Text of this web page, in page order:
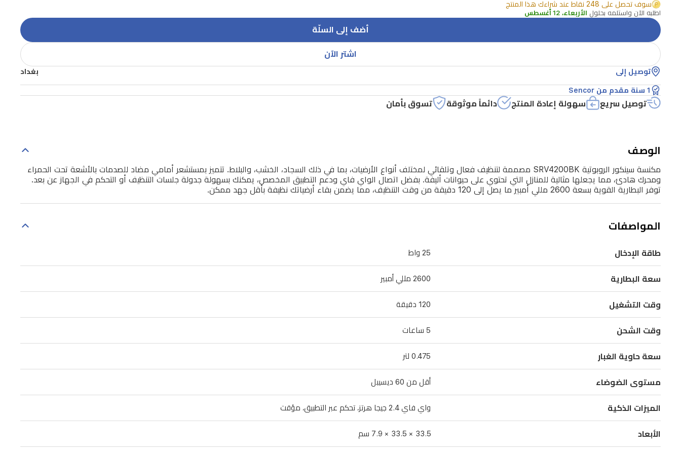
لمختلف
أنواع
الأرضيات،
بما
في
ذلك
السجاد،
الخشب،
بمستشعر
أمامي
مضاد
تحت
هادئ،
مما
يجعلها
للمنازل
تحتوي
على
حيوانات
أليفة.
بفضل
سوف تحصل على 248 نقاط عند شراءك هذا المنتج
اطلبه الآن واستلمه بحلول الأربعاء، 12 أغسطس
أضف إلى السلّة
اشتر الآن
توصيل إلى بغداد
1 سنة مقدم من Sencor
توصيل سريع سهولة إعادة المنتج دائماً موثوقة تسوق بأمان
الوصف
مكنسة سينكور الروبوتية SRV4200BK مصممة لتنظيف فعال وتلقائي لمختلف أنواع الأرضيات، بما في ذلك السجاد، الخشب، والبلاط. تتميز بمستشعر أمامي مضاد للصدمات بالأشعة تحت الحمراء
ومحرك هادئ، مما يجعلها مثالية للمنازل التي تحتوي على حيوانات أليفة. بفضل اتصال الواي فاي ودعم التطبيق المخصص، يمكنك بسهولة جدولة جلسات التنظيف أو التحكم في الجهاز عن بعد.
توفر البطارية القوية بسعة 2600 مللي أمبير ما يصل إلى 120 دقيقة من وقت التنظيف، مما يضمن بقاء أرضياتك نظيفة بأقل جهد ممكن.
المواصفات
طاقة الإدخال 25 واط
سعة البطارية 2600 مللي أمبير
وقت التشغيل 120 دقيقة
وقت الشحن 5 ساعات
سعة حاوية الغبار 0.475 لتر
مستوى الضوضاء أقل من 60 ديسيبل
الميزات الذكية واي فاي 2.4 جيجا هرتز، تحكم عبر التطبيق، مؤقت
الأبعاد 33.5 × 33.5 × 7.9 سم